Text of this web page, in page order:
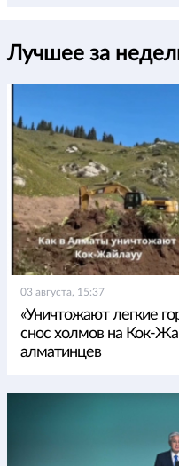
Лучшее за
03 августа, 15:37
«Уничтожают легкие
снос холмов на Кок-
алматинцев